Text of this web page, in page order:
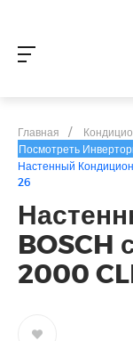
Главная /
Посмотреть
Настенный
26
BOSCH
2000